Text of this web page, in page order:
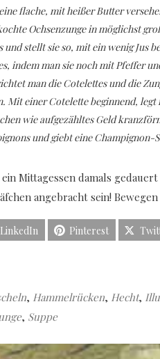
flache, mit heißer Butter
Ochsenzunge in möglichst
und stellt sie so, mit ein wenig Jus
indem man sie noch mit Pfeffer
man die Cotelettes und die
Mit einer Cotelette beginnend,
wie aufgezähltes Geld
und giebt eine Champignon-
Mittagessen damals
angebracht sein!
LinkedIn Pinterest
, Hammelrücken, Hecht,
, Suppe